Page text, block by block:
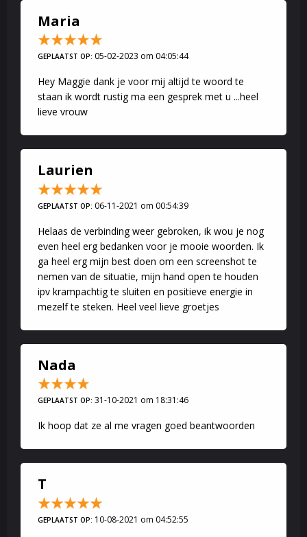
Maria
GEPLAATST OP: 05-02-2023 om 04:05:44
Hey Maggie dank je voor mij altijd te woord te
staan ik wordt rustig ma een gesprek met u ...heel
lieve vrouw
Laurien
GEPLAATST OP: 06-11-2021 om 00:54:39
Helaas de verbinding weer gebroken, ik wou je nog
even heel erg bedanken voor je mooie woorden. Ik
ga heel erg mijn best doen om een screenshot te
nemen van de situatie, mijn hand open te houden
ipv krampachtig te sluiten en positieve energie in
mezelf te steken. Heel veel lieve groetjes
Nada
GEPLAATST OP: 31-10-2021 om 18:31:46
Ik hoop dat ze al me vragen goed beantwoorden
T
GEPLAATST OP: 10-08-2021 om 04:52:55